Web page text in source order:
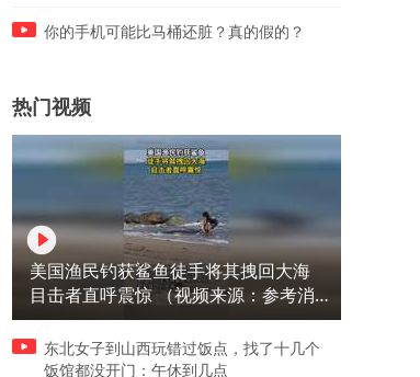
你的手机可能比马桶还脏？真的假的？
热门视频
美国渔民钓获鲨鱼徒手将其拽回大海
目击者直呼震惊 （视频来源：参考消
息）
东北女子到山西玩错过饭点，找了十几个
饭馆都没开门：午休到几点